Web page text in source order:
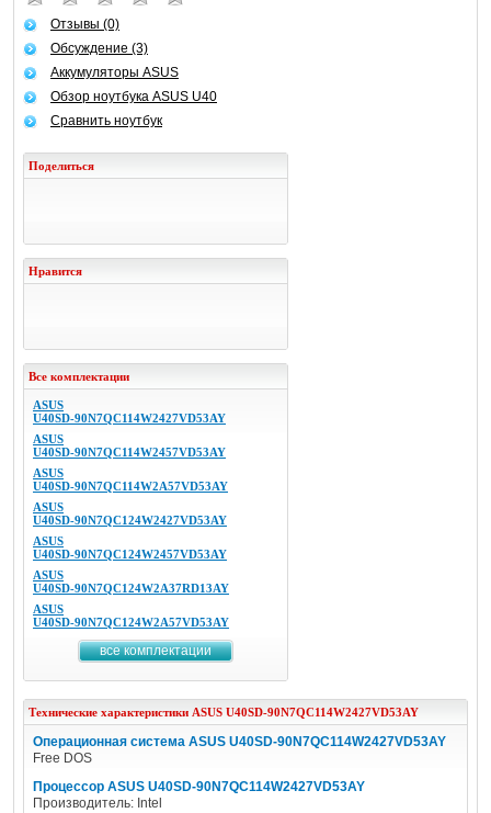
Отзывы (0)
Обсуждение (3)
Аккумуляторы ASUS
Обзор ноутбука ASUS U40
Сравнить ноутбук
Поделиться
Нравится
Все комплектации
ASUS
U40SD-90N7QC114W2427VD53AY
ASUS
U40SD-90N7QC114W2457VD53AY
ASUS
U40SD-90N7QC114W2A57VD53AY
ASUS
U40SD-90N7QC124W2427VD53AY
ASUS
U40SD-90N7QC124W2457VD53AY
ASUS
U40SD-90N7QC124W2A37RD13AY
ASUS
U40SD-90N7QC124W2A57VD53AY
все комплектации
Технические характеристики ASUS U40SD-90N7QC114W2427VD53AY
Операционная система ASUS U40SD-90N7QC114W2427VD53AY
Free DOS
Процессор ASUS U40SD-90N7QC114W2427VD53AY
Производитель: Intel